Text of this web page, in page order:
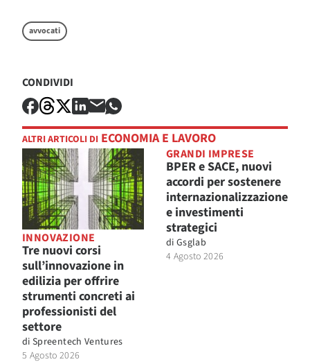
avvocati
CONDIVIDI
ALTRI ARTICOLI DI ECONOMIA E LAVORO
INNOVAZIONE
Tre nuovi corsi
sull’innovazione in
edilizia per offrire
strumenti concreti ai
professionisti del
settore
di Spreentech Ventures
5 Agosto 2026
GRANDI IMPRESE
BPER e SACE, nuovi
accordi per sostenere
internazionalizzazione
e investimenti
strategici
di Gsglab
4 Agosto 2026